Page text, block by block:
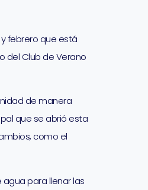
febrero que está
del Club de Verano
de manera
que se abrió esta
como el
para llenar las